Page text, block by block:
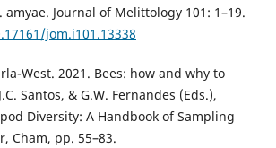
Journal of Melittology 101: 1–19.
jom.i101.13338
West. 2021. Bees: how and why to
Santos, & G.W. Fernandes (Eds.),
Diversity: A Handbook of Sampling
Cham, pp. 55–83.